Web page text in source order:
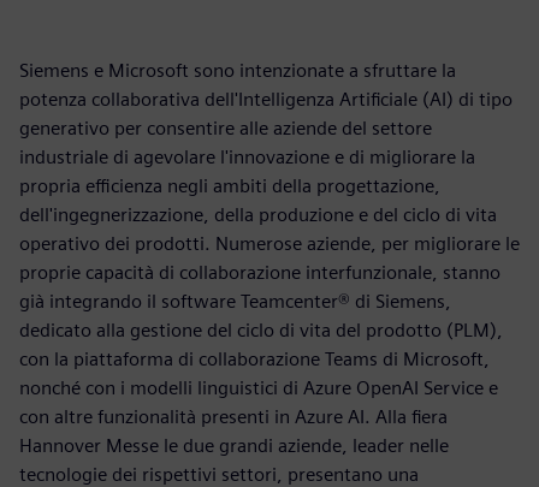
Siemens e Microsoft sono intenzionate a sfruttare la
potenza collaborativa dell'Intelligenza Artificiale (AI) di tipo
generativo per consentire alle aziende del settore
industriale di agevolare l'innovazione e di migliorare la
propria efficienza negli ambiti della progettazione,
dell'ingegnerizzazione, della produzione e del ciclo di vita
operativo dei prodotti. Numerose aziende, per migliorare le
proprie capacità di collaborazione interfunzionale, stanno
già integrando il software Teamcenter® di Siemens,
dedicato alla gestione del ciclo di vita del prodotto (PLM),
con la piattaforma di collaborazione Teams di Microsoft,
nonché con i modelli linguistici di Azure OpenAI Service e
con altre funzionalità presenti in Azure AI. Alla fiera
Hannover Messe le due grandi aziende, leader nelle
tecnologie dei rispettivi settori, presentano una